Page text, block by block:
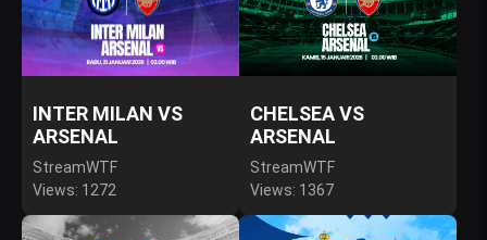
INTER MILAN VS
ARSENAL
StreamWTF
Views: 1272
CHELSEA VS
ARSENAL
StreamWTF
Views: 1367